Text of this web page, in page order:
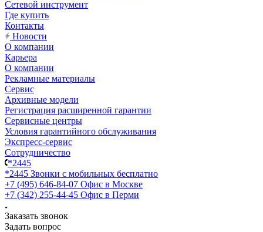
Сетевой инструмент
Где купить
Контакты
Новости
О компании
Карьера
О компании
Рекламные материалы
Сервис
Архивные модели
Регистрация расширенной гарантии
Сервисные центры
Условия гарантийного обслуживания
Экспресс-сервис
Сотрудничество
*2445
*2445 Звонки с мобильных бесплатно
+7 (495) 646-84-07 Офис в Москве
+7 (342) 255-44-45 Офис в Перми
Заказать звонок
Задать вопрос